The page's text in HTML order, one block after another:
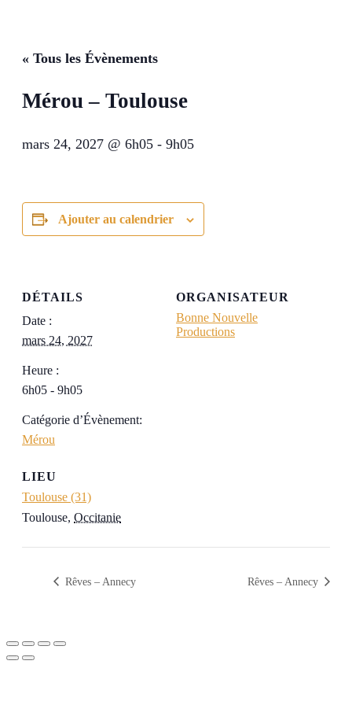
« Tous les Évènements
Mérou – Toulouse
mars 24, 2027 @ 6h05 - 9h05
Ajouter au calendrier
DÉTAILS
Date :
mars 24, 2027
Heure :
6h05 - 9h05
Catégorie d’Évènement:
Mérou
LIEU
Toulouse (31)
Toulouse, Occitanie
ORGANISATEUR
Bonne Nouvelle
Productions
Rêves – Annecy Rêves – Annecy